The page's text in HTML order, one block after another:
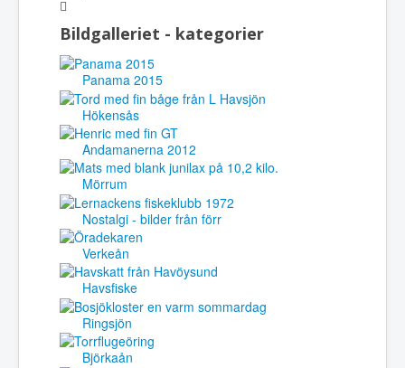
Bildgalleriet - kategorier
Panama 2015
Hökensås
Andamanerna 2012
Mörrum
Nostalgi - bilder från förr
Verkeån
Havsfiske
Ringsjön
Björkaån